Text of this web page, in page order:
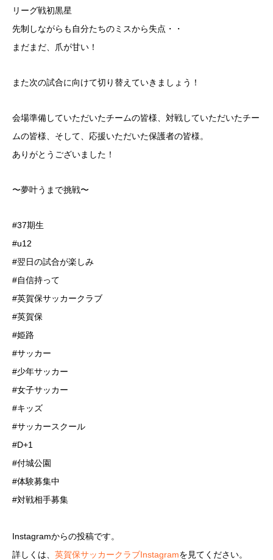
リーグ戦初黒星
先制しながらも自分たちのミスから失点・・
まだまだ、爪が甘い！
また次の試合に向けて切り替えていきましょう！
会場準備していただいたチームの皆様、対戦していただいたチー
ムの皆様、そして、応援いただいた保護者の皆様。
ありがとうございました！
⁡〜夢叶うまで挑戦〜
#37期生
#u12
#翌日の試合が楽しみ
#自信持って
#英賀保サッカークラブ
#英賀保
#姫路
#サッカー
#少年サッカー
#女子サッカー
#キッズ
#サッカースクール
#D+1
#付城公園
#体験募集中
#対戦相手募集
Instagramからの投稿です。
詳しくは、 英賀保サッカークラブInstagramを見てください。